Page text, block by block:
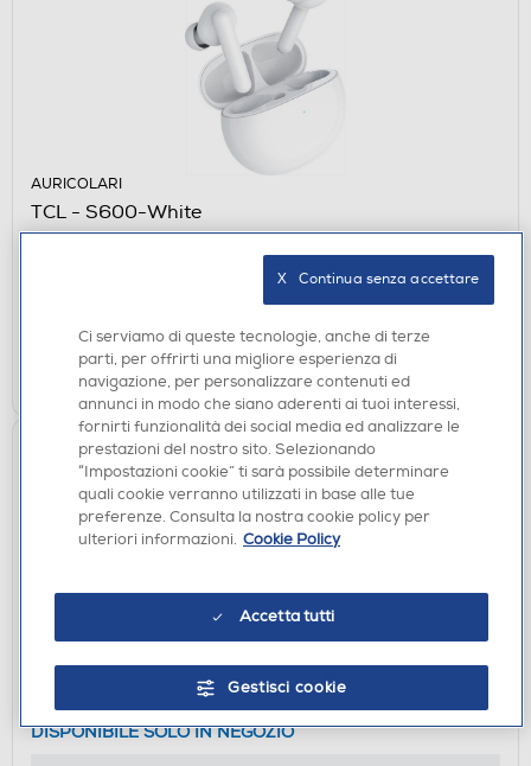
AURICOLARI
TCL - S600-White
CERCA NEGOZIO
AURICOLARI
MARSHALL - Auricolare bluetooth Minor III TWS-
DISPONIBILE SOLO IN NEGOZIO
Ci serviamo di queste tecnologie, anche di terze
parti, per offrirti una migliore esperienza di
navigazione, per personalizzare contenuti ed
annunci in modo che siano aderenti ai tuoi interessi,
fornirti funzionalità dei social media ed analizzare le
prestazioni del nostro sito. Selezionando
“Impostazioni cookie” ti sarà possibile determinare
quali cookie verranno utilizzati in base alle tue
preferenze. Consulta la nostra cookie policy per
ulteriori informazioni. Cookie Policy
Accetta tutti
Gestisci cookie
X   Continua senza accettare